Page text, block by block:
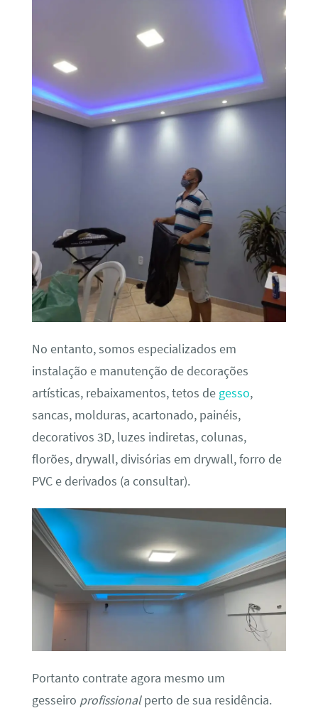
No entanto, somos especializados em
instalação e manutenção de decorações
artísticas, rebaixamentos, tetos de gesso,
sancas, molduras, acartonado, painéis,
decorativos 3D, luzes indiretas, colunas,
florões, drywall, divisórias em drywall, forro de
PVC e derivados (a consultar).
Portanto contrate agora mesmo um
gesseiro profissionalperto de sua residência.